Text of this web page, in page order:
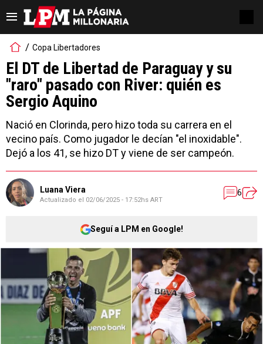
Copa Libertadores
El DT de Libertad de Paraguay y su
"raro" pasado con River: quién es
Sergio Aquino
Nació en Clorinda, pero hizo toda su carrera en el
vecino país. Como jugador le decían "el inoxidable".
Dejó a los 41, se hizo DT y viene de ser campeón.
Luana Viera
Actualizado el 02/06/2025 - 17:52hs ART
6
Seguí a LPM en Google!